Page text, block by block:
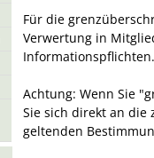
Für die
Verwertung in
Informationspflichten.
Achtung: Wenn Sie
Sie sich direkt an die
geltenden